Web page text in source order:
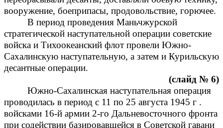
вооружение, боеприпасы, продовольствие, горючее.
В период проведения Маньчжурской
стратегической наступательной операции советские
войска и Тихоокеанский флот провели Южно-
Сахалинскую наступательную, а затем и Курильскую
десантные операции.
(слайд № 6)
Южно-Сахалинская наступательная операция
проводилась в период с 11 по 25 августа 1945 г .
войсками 16-й армии 2-го Дальневосточного фронта
при содействии базировавшейся в Советской гавани